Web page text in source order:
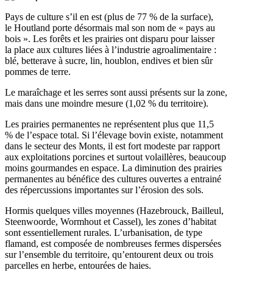
Pays de culture s’il en est (plus de 77 % de la surface),
le Houtland porte désormais mal son nom de « pays au
bois ». Les forêts et les prairies ont disparu pour laisser
la place aux cultures liées à l’industrie agroalimentaire :
blé, betterave à sucre, lin, houblon, endives et bien sûr
pommes de terre.
Le maraîchage et les serres sont aussi présents sur la zone,
mais dans une moindre mesure (1,02 % du territoire).
Les prairies permanentes ne représentent plus que 11,5
% de l’espace total. Si l’élevage bovin existe, notamment
dans le secteur des Monts, il est fort modeste par rapport
aux exploitations porcines et surtout volaillères, beaucoup
moins gourmandes en espace. La diminution des prairies
permanentes au bénéfice des cultures ouvertes a entrainé
des répercussions importantes sur l’érosion des sols.
Hormis quelques villes moyennes (Hazebrouck, Bailleul,
Steenwoorde, Wormhout et Cassel), les zones d’habitat
sont essentiellement rurales. L’urbanisation, de type
flamand, est composée de nombreuses fermes dispersées
sur l’ensemble du territoire, qu’entourent deux ou trois
parcelles en herbe, entourées de haies.